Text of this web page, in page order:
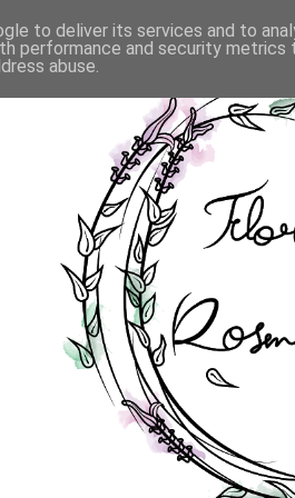
to deliver its services and to
performance and security
abuse.